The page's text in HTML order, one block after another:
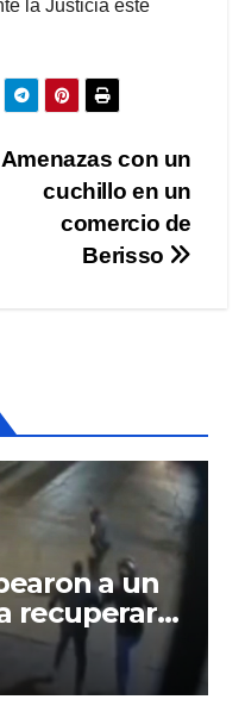
la Justicia este
Amenazas con un
cuchillo en un
comercio de
Berisso
a un
recuperar
en Berisso